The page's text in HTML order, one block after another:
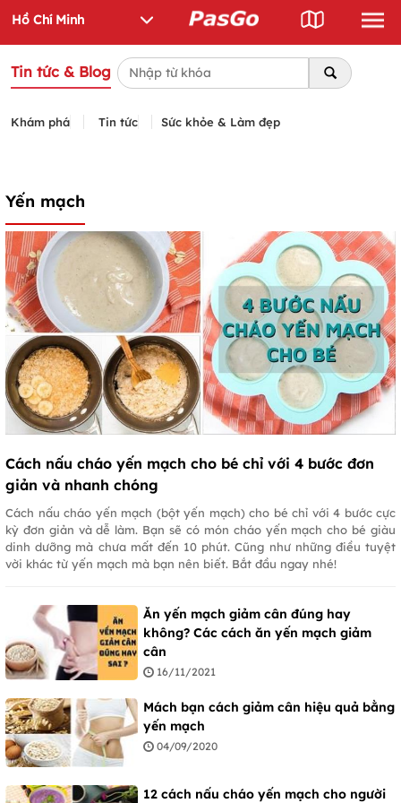
Tin tức & Blog
Khám phá Tin tức Sức khỏe & Làm đẹp
Yến mạch
Cách nấu cháo yến mạch cho bé chỉ với 4 bước đơn
giản và nhanh chóng
Cách nấu cháo yến mạch (bột yến mạch) cho bé chỉ với 4 bước cực
kỳ đơn giản và dễ làm. Bạn sẽ có món cháo yến mạch cho bé giàu
dinh dưỡng mà chưa mất đến 10 phút. Cũng như những điều tuyệt
vời khác từ yến mạch mà bạn nên biết. Bắt đầu ngay nhé!
Ăn yến mạch giảm cân đúng hay
không? Các cách ăn yến mạch giảm
cân
16/11/2021
Mách bạn cách giảm cân hiệu quả bằng
yến mạch
04/09/2020
12 cách nấu cháo yến mạch cho người